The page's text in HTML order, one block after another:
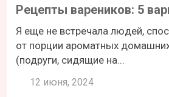
Рецепты вареников: 5
Я еще не встречала людей,
от порции ароматных
(подруги, сидящие на...
12 июня, 2024